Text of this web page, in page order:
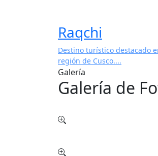
Raqchi
Destino turístico destacado
región de Cusco....
Galería
Galería de